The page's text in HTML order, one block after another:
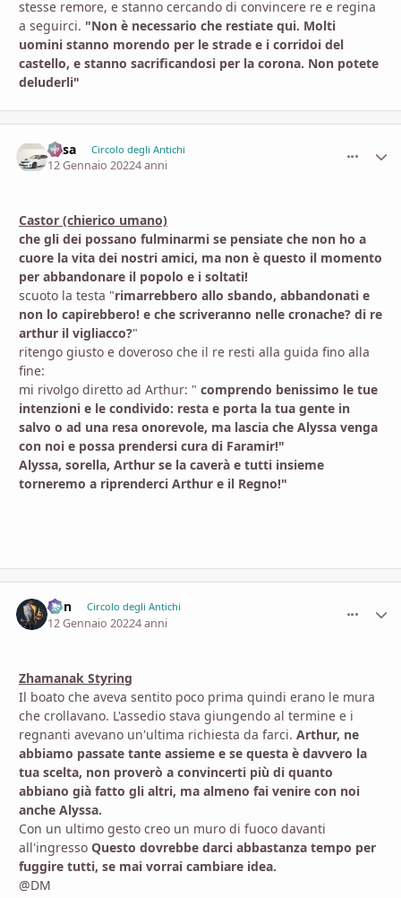
stesse remore, e stanno cercando di convincere re e regina
a seguirci. "Non è necessario che restiate qui. Molti
uomini stanno morendo per le strade e i corridoi del
castello, e stanno sacrificandosi per la corona. Non potete
deluderli"
Casa Circolo degli Antichi
12 Gennaio 20224 anni
Castor (chierico umano)
che gli dei possano fulminarmi se pensiate che non ho a
cuore la vita dei nostri amici, ma non è questo il momento
per abbandonare il popolo e i soltati!
scuoto la testa "rimarrebbero allo sbando, abbandonati e
non lo capirebbero! e che scriveranno nelle cronache? di re
arthur il vigliacco?"
ritengo giusto e doveroso che il re resti alla guida fino alla
fine:
mi rivolgo diretto ad Arthur: " comprendo benissimo le tue
intenzioni e le condivido: resta e porta la tua gente in
salvo o ad una resa onorevole, ma lascia che Alyssa venga
con noi e possa prendersi cura di Faramir!"
Alyssa, sorella, Arthur se la caverà e tutti insieme
torneremo a riprenderci Arthur e il Regno!"
Von Circolo degli Antichi
12 Gennaio 20224 anni
Zhamanak Styring
Il boato che aveva sentito poco prima quindi erano le mura
che crollavano. L'assedio stava giungendo al termine e i
regnanti avevano un'ultima richiesta da farci. Arthur, ne
abbiamo passate tante assieme e se questa è davvero la
tua scelta, non proverò a convincerti più di quanto
abbiano già fatto gli altri, ma almeno fai venire con noi
anche Alyssa.
Con un ultimo gesto creo un muro di fuoco davanti
all'ingresso Questo dovrebbe darci abbastanza tempo per
fuggire tutti, se mai vorrai cambiare idea.
@DM